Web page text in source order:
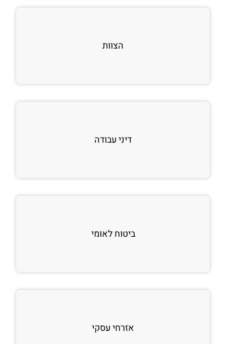
הצוות
דיני עבודה
ביטוח לאומי
אזרחי עסקי